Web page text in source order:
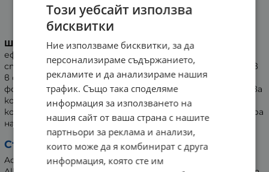
КОСАТА 200 мл
Формула с приятен аромат
Шампоанът Милвае обогатен с екстракт от чесън,
ефективно комбиниран с хинин. Притежава силно
стимулиращо действие и подпомага притока на кръв
в скалпа. Това спомага за регенериране на космените
фоликули и намаляване на косопада. Формулата укрепва
косата от корените и стимулира бързия растеж на
косата. Ефективно подобрява цялостната структура
на косъма.
Състав:
Aqua, Sodium Laureth Sulfate, Glycerin, Sodium chloride,
Този уебсайт използва
бисквитки
Ние използваме бисквитки, за да
персонализираме съдържанието,
рекламите и да анализираме нашия
трафик. Също така споделяме
информация за използването на
нашия сайт от ваша страна с нашите
партньори за реклама и анализи,
които може да я комбинират с друга
информация, която сте им